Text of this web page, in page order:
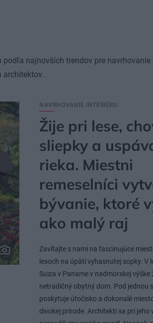
najnovších trendov pre navrhovanie
architektov.
NAVRHOVANIE INTERIÉRU
Žije pri lese,
sliepky a
rieka. Miestni
remeselníci
bývanie, ktoré
ako malý raj
Zavítajte s nami na fascinujúce
lesoch na úpätí vyhasnutej sopky. V
Suiza v Paname v nadmorskej výške
netradičný obytný dom. Pod jednou
poskytuje útočisko a dokonalé
divokej prírode. Architekti sa pri jeho